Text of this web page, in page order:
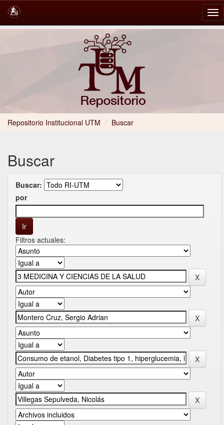
Repositorio Institucional UTM / Buscar
Buscar
Buscar:
por
Filtros actuales: